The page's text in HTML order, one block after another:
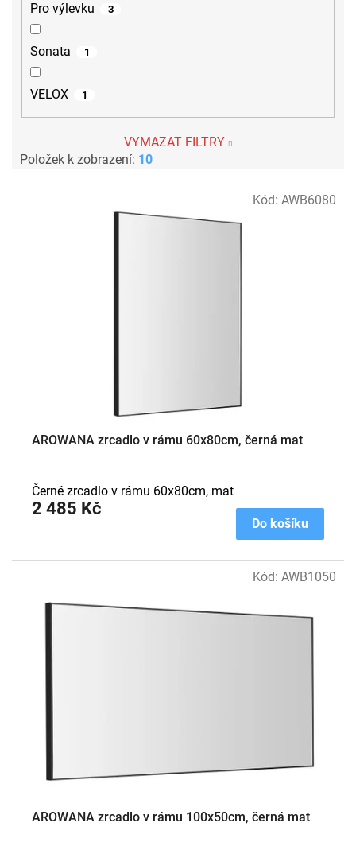
Pro výlevku 3
Sonata 1
VELOX 1
VYMAZAT FILTRY
Položek k zobrazení: 10
AROWANA zrcadlo v rámu 60x80cm, černá mat
2 485 Kč
Do košíku
Černé zrcadlo v rámu 60x80cm, mat
Kód: AWB6080
AROWANA zrcadlo v rámu 100x50cm, černá mat
Kód: AWB1050